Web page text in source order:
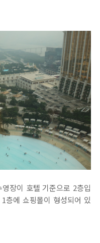
장이 호텔 기준으로 2층입
층에 쇼핑몰이 형성되어 있